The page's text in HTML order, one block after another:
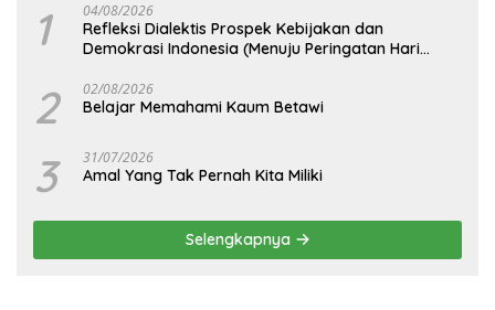
1 04/08/2026
Refleksi Dialektis Prospek Kebijakan dan
Demokrasi Indonesia (Menuju Peringatan Hari
2 02/08/2026
Belajar Memahami Kaum Betawi
3 31/07/2026
Amal Yang Tak Pernah Kita Miliki
Selengkapnya